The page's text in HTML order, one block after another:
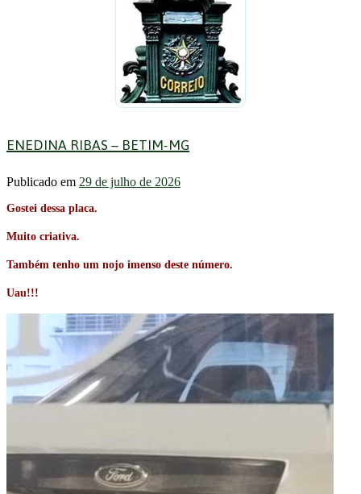
ENEDINA RIBAS – BETIM-MG
Publicado em 29 de julho de 2026
Gostei dessa placa.
Muito criativa.
Também tenho um nojo imenso deste número.
Uau!!!